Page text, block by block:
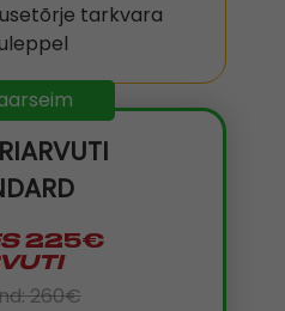
tarkvara
225€
260€